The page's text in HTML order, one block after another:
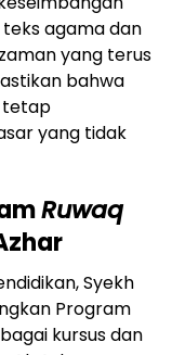
agama dan
yang terus
bahwa
tetap
yang tidak
Ruwaq
Syekh
Program
kursus dan